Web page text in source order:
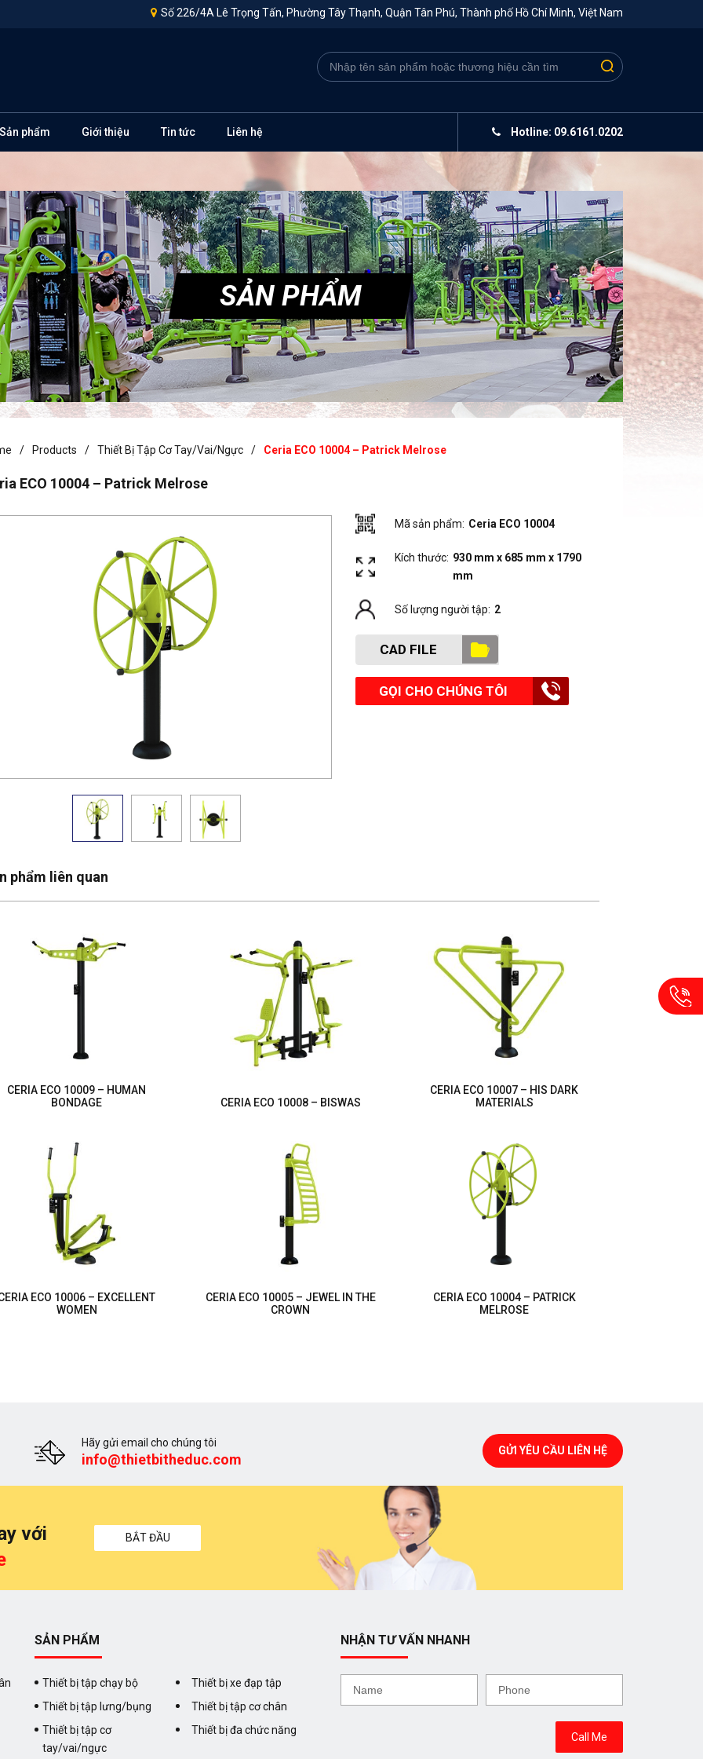
Số 226/4A Lê Trọng Tấn, Phường Tây Thạnh, Quận Tân Phú, Thành phố Hồ Chí Minh, Việt Nam
Sản phẩm Giới thiệu Tin tức Liên hệ Hotline: 09.6161.0202
SẢN PHẨM
Products Thiết Bị Tập Cơ Tay/vai/ngực Ceria ECO 10004 – Patrick Melrose
ECO 10004 – Patrick Melrose
Mã sản phẩm: Ceria ECO 10004
Kích thước: 930 mm x 685 mm x 1790
mm
Số lượng người tập: 2
CAD FILE
GỌI CHO CHÚNG TÔI
phẩm liên quan
CERIA ECO 10009 – HUMAN
BONDAGE
CERIA ECO 10008 – BISWAS
CERIA ECO 10007 – HIS DARK
MATERIALS
ECO 10006 – EXCELLENT
WOMEN
CERIA ECO 10005 – JEWEL IN THE
CROWN
CERIA ECO 10004 – PATRICK
MELROSE
Hãy gửi email cho chúng tôi
info@thietbitheduc.com
GỬI YÊU CẦU LIÊN HỆ
với
BẮT ĐẦU
SẢN PHẨM
Thiết bị tập chạy bộ
Thiết bị xe đạp tập
Thiết bị tập lưng/bụng
Thiết bị tập cơ chân
Thiết bị tập cơ
tay/vai/ngực
Thiết bị đa chức năng
NHẬN TƯ VẤN NHANH